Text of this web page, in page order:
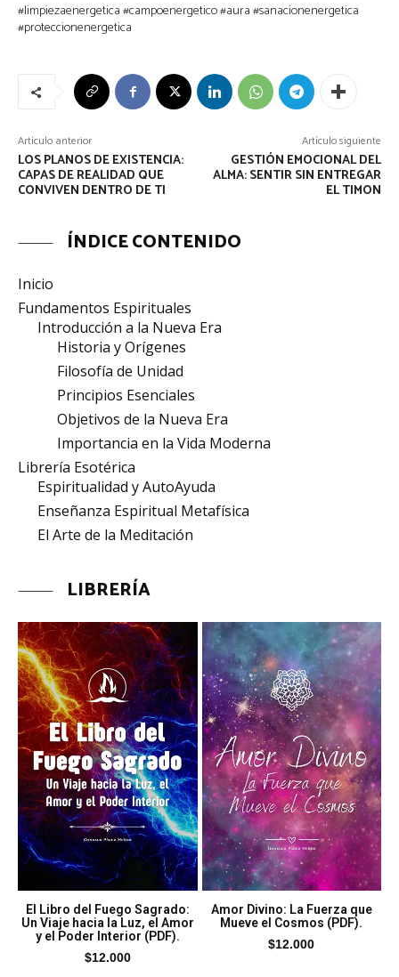
#limpiezaenergetica #campoenergetico #aura #sanacionenergetica
#proteccionenergetica
Artículo anterior
LOS PLANOS DE EXISTENCIA:
CAPAS DE REALIDAD QUE
CONVIVEN DENTRO DE TI
Artículo siguiente
GESTIÓN EMOCIONAL DEL
ALMA: SENTIR SIN ENTREGAR
EL TIMON
ÍNDICE CONTENIDO
Inicio
Fundamentos Espirituales
Introducción a la Nueva Era
Historia y Orígenes
Filosofía de Unidad
Principios Esenciales
Objetivos de la Nueva Era
Importancia en la Vida Moderna
Librería Esotérica
Espiritualidad y AutoAyuda
Enseñanza Espiritual Metafísica
El Arte de la Meditación
LIBRERÍA
El Libro del Fuego Sagrado:
Un Viaje hacia la Luz, el Amor
y el Poder Interior (PDF).
$12.000
Amor Divino: La Fuerza que
Mueve el Cosmos (PDF).
$12.000